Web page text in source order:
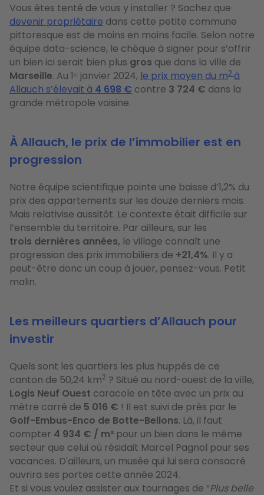
Vous êtes tenté de vous y installer ? Sachez que
devenir propriétaire dans cette petite commune
pittoresque est de moins en moins facile. Selon notre
équipe data-science, le chèque à signer pour s’offrir
un bien ici serait bien plus gros que dans la ville de
Marseille. Au 1ᵉʳ janvier 2024, le prix moyen du m2 à
Allauch s’élevait à 4 698 € contre 3 724 € dans la
grande métropole voisine.
À Allauch, le prix de l’immobilier est en
progression
Notre équipe scientifique pointe une baisse d’1,2% du
prix des appartements sur les douze derniers mois.
Mais relativise aussitôt. Le contexte était difficile sur
l’ensemble du territoire. Par ailleurs, sur les
trois dernières années, le village connaît une
progression des prix immobiliers de +21,4%. Il y a
peut-être donc un coup à jouer, pensez-vous. Petit
malin.
Les meilleurs quartiers d’Allauch pour
investir
Quels sont les quartiers les plus huppés de ce
canton de 50,24 km2 ? Situé au nord-ouest de la ville,
Logis Neuf Ouest caracole en tête avec un prix au
mètre carré de 5 016 € ! Il est suivi de près par le
Golf-Embus-Enco de Botte-Bellons. Là, il faut
compter 4 934 € / m² pour un bien dans le même
secteur que celui où résidait Marcel Pagnol pour ses
vacances. D'ailleurs, un musée qui lui sera consacré
ouvrira ses portes cette année 2024.
Et si vous voulez assister aux tournages de “Plus belle